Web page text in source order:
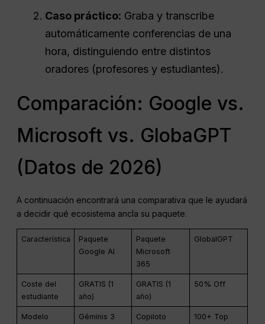
Caso práctico: Graba y transcribe
automáticamente conferencias de una
hora, distinguiendo entre distintos
oradores (profesores y estudiantes).
Comparación: Google vs.
Microsoft vs. GlobaGPT
(Datos de 2026)
A continuación encontrará una comparativa que le ayudará
a decidir qué ecosistema ancla su paquete.
Característica
Paquete
Google AI
Paquete
Microsoft
365
GlobalGPT
Coste del
estudiante
GRATIS (1
año)
GRATIS (1
año)
50% Off
Modelo
Géminis 3
Copiloto
100+ Top